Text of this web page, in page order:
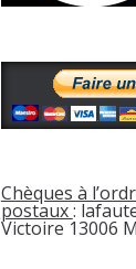
Chèques à
postaux:
Victoire 13006